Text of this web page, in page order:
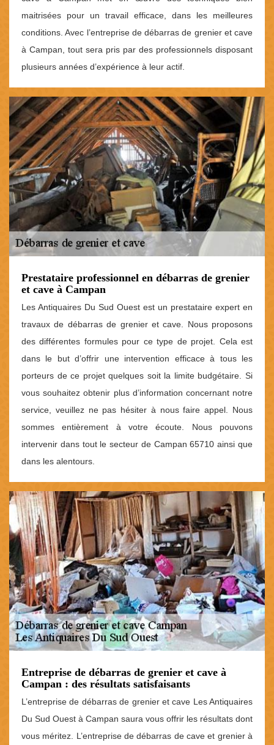
maitrisées pour un travail efficace, dans les meilleures
conditions. Avec l’entreprise de débarras de grenier et cave
à Campan, tout sera pris par des professionnels disposant
plusieurs années d’expérience à leur actif.
Prestataire professionnel en débarras de grenier
et cave à Campan
Les Antiquaires Du Sud Ouest est un prestataire expert en
travaux de débarras de grenier et cave. Nous proposons
des différentes formules pour ce type de projet. Cela est
dans le but d’offrir une intervention efficace à tous les
porteurs de ce projet quelques soit la limite budgétaire. Si
vous souhaitez obtenir plus d’information concernant notre
service, veuillez ne pas hésiter à nous faire appel. Nous
sommes entièrement à votre écoute. Nous pouvons
intervenir dans tout le secteur de Campan 65710 ainsi que
dans les alentours.
Entreprise de débarras de grenier et cave à
Campan : des résultats satisfaisants
L’entreprise de débarras de grenier et cave Les Antiquaires
Du Sud Ouest à Campan saura vous offrir les résultats dont
vous méritez. L’entreprise de débarras de cave et grenier à